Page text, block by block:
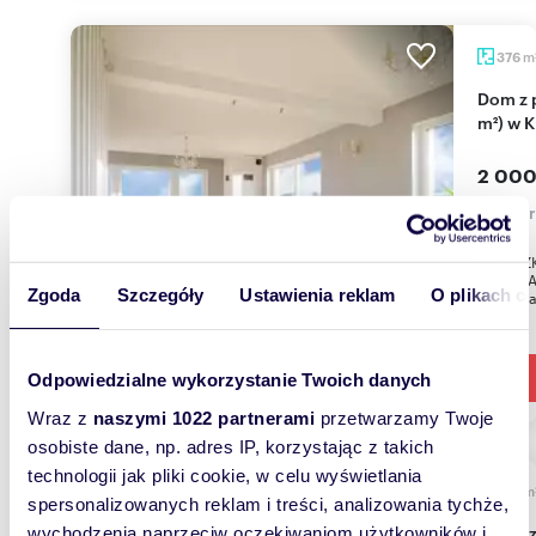
Zgoda Szczegóły Ustawienia reklam O plikach
Odpowiedzialne wykorzystanie Twoich danych
Wraz z naszymi 1022 partnerami przetwarzamy Twoje
osobiste dane, np. adres IP, korzystając z takich
technologii jak pliki cookie, w celu wyświetlania
spersonalizowanych reklam i treści, analizowania tychże,
376 m
Dom z panoramicznym widokiem na góry (376
m²) w
2
dom
m